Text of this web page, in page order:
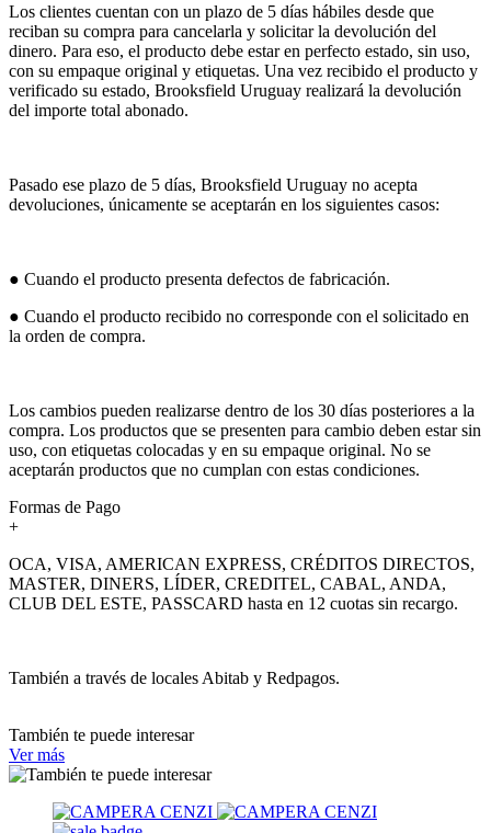
Los clientes cuentan con un plazo de 5 días hábiles desde que
reciban su compra para cancelarla y solicitar la devolución del
dinero. Para eso, el producto debe estar en perfecto estado, sin uso,
con su empaque original y etiquetas. Una vez recibido el producto y
verificado su estado, Brooksfield Uruguay realizará la devolución
del importe total abonado.
Pasado ese plazo de 5 días, Brooksfield Uruguay no acepta
devoluciones, únicamente se aceptarán en los siguientes casos:
● Cuando el producto presenta defectos de fabricación.
● Cuando el producto recibido no corresponde con el solicitado en
la orden de compra.
Los cambios pueden realizarse dentro de los 30 días posteriores a la
compra. Los productos que se presenten para cambio deben estar sin
uso, con etiquetas colocadas y en su empaque original. No se
aceptarán productos que no cumplan con estas condiciones.
Formas de Pago
+
OCA, VISA, AMERICAN EXPRESS, CRÉDITOS DIRECTOS,
MASTER, DINERS, LÍDER, CREDITEL, CABAL, ANDA,
CLUB DEL ESTE, PASSCARD hasta en 12 cuotas sin recargo.
También a través de locales Abitab y Redpagos.
También te puede interesar
Ver más